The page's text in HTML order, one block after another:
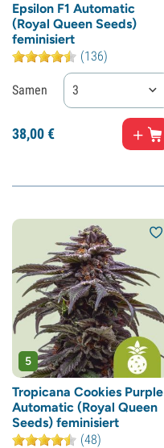
Epsilon F1 Automatic
(Royal Queen Seeds)
feminisiert
(136)
Samen 3
38,00€
5
Tropicana Cookies Purple
Automatic (Royal Queen
Seeds) feminisiert
(48)